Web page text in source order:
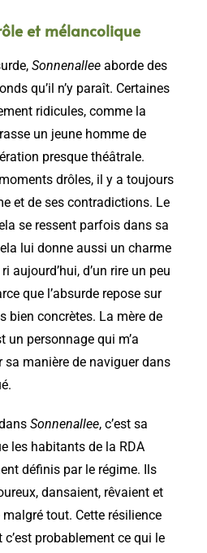
et mélancolique
Sonnenallee aborde des
qu’il n’y paraît. Certaines
ridicules, comme la
un jeune homme de
presque théâtrale.
drôles, il y a toujours
et de ses contradictions. Le
se ressent parfois dans sa
lui donne aussi un charme
aujourd’hui, d’un rire un peu
que l’absurde repose sur
bien concrètes. La mère de
un personnage qui m’a
sa manière de naviguer dans
Sonnenallee, c’est sa
les habitants de la RDA
définis par le régime. Ils
dansaient, rêvaient et
tout. Cette résilience
probablement ce qui le